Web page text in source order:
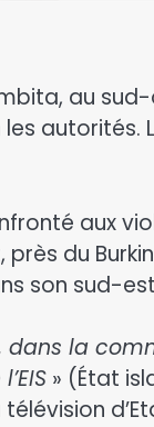
au
autorités.
aux
du
son sud-
la
» (État